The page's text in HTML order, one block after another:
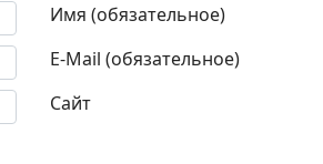
Имя (обязательное)
E-Mail (обязательное)
Сайт